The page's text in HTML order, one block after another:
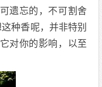
遗忘的，不可割舍
种香呢，并非特别
对你的影响，以至